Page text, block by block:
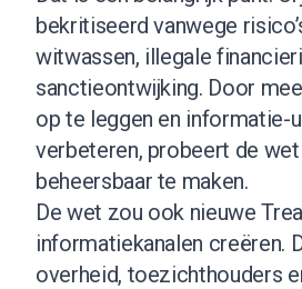
bekritiseerd vanwege
witwassen, illegale
sanctieontwijking. Door
op te leggen en informatie-
verbeteren, probeert de
beheersbaar te maken.
De wet zou ook nieuwe
informatiekanalen creëren.
overheid, toezichthouders